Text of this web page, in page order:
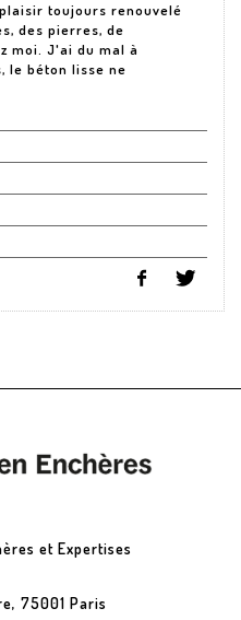
toujours renouvelé
des pierres, de
moi. J'ai du mal à
le béton lisse ne
et Expertises
75001 Paris